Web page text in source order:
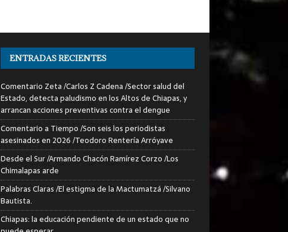
ENTRADAS RECIENTES
Comentario Zeta /Carlos Z Cadena /Sector salud del
Estado, detecta paludismo en los Altos de Chiapas, y
arrancan acciones preventivas contra el dengue
Comentario a Tiempo /Son seis los periodistas
asesinados en 2026 /Teodoro Rentería Arróyave
Desde el Sur /Armando Chacón Ramírez Corzo /Los
Chimalapas arde
Palabras Claras /El estigma de la Mactumatzá /Silvano
Bautista.
Chiapas: la educación pendiente de un estado que no